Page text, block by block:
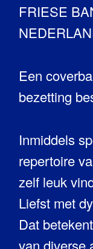
FRIESE
Een
bezetting
Inmiddels
repertoire
zelf leuk
Liefst met
Dat
van diverse